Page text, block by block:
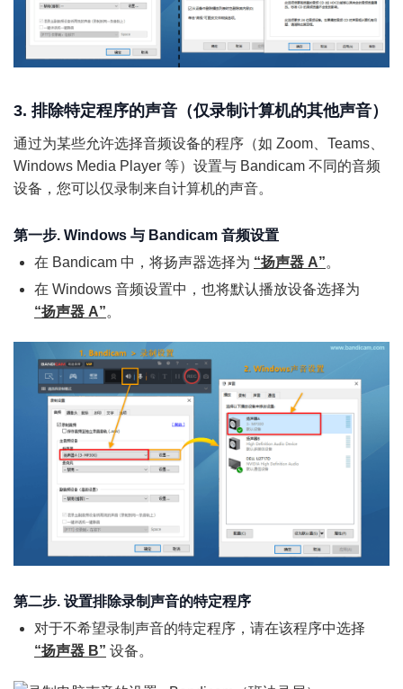
3. 排除特定程序的声音（仅录制计算机的其他声音）
通过为某些允许选择音频设备的程序（如 Zoom、Teams、
Windows Media Player 等）设置与 Bandicam 不同的音频
设备，您可以仅录制来自计算机的声音。
第一步. Windows 与 Bandicam 音频设置
在 Bandicam 中，将扬声器选择为 “扬声器 A”。
在 Windows 音频设置中，也将默认播放设备选择为
“扬声器 A”。
第二步. 设置排除录制声音的特定程序
对于不希望录制声音的特定程序，请在该程序中选择
“扬声器 B” 设备。